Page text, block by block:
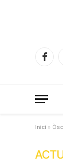
Inici »